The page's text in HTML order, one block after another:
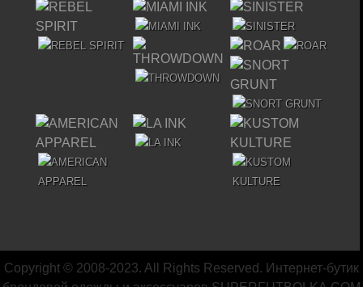
Copyright © 2008-2023. All Rights Reserved. Интернет-бутик